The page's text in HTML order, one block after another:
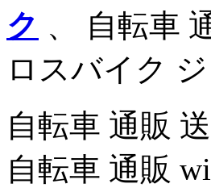
ク 、 自転車
ロスバイク
自転車 通販
自転車 通販